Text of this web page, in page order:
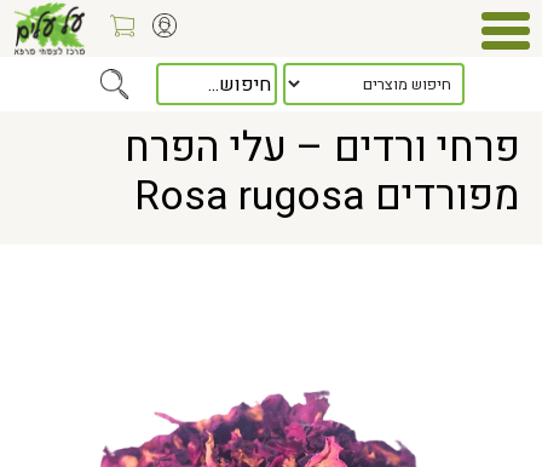
> פרחי ורדים – עלי הפרח מפורדים Rosa rugosa
פרחי ורדים – עלי הפרח
מפורדים Rosa rugosa